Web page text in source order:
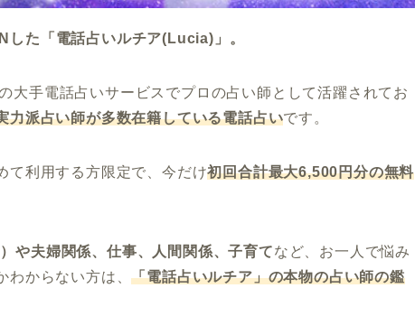
た「電話占いルチア(Lucia)」。
大手電話占いサービスでプロの占い師として活躍されてお
力派占い師が多数在籍している電話占いです。
て利用する方限定で、今だけ初回合計最大6,500円分の無料
や夫婦関係、仕事、人間関係、子育てなど、お一人で悩み
わからない方は、「電話占いルチア」の本物の占い師の鑑